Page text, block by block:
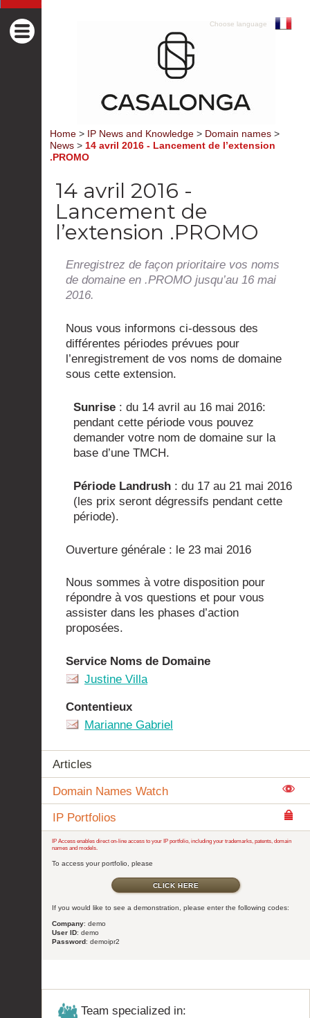
Choose language
Home > IP News and Knowledge > Domain names >
News > 14 avril 2016 - Lancement de l’extension
.PROMO
14 avril 2016 -
Lancement de
l’extension .PROMO
Enregistrez de façon prioritaire vos noms
de domaine en .PROMO jusqu’au 16 mai
2016.
Nous vous informons ci-dessous des
différentes périodes prévues pour
l’enregistrement de vos noms de domaine
sous cette extension.
Sunrise : du 14 avril au 16 mai 2016:
pendant cette période vous pouvez
demander votre nom de domaine sur la
base d’une TMCH.
Période Landrush: du 17 au 21 mai 2016
(les prix seront dégressifs pendant cette
période).
Ouverture générale : le 23 mai 2016
Nous sommes à votre disposition pour
répondre à vos questions et pour vous
assister dans les phases d’action
proposées.
Service Noms de Domaine
Justine Villa
Contentieux
Marianne Gabriel
Articles
Domain Names Watch
IP Portfolios
IP Access enables direct on-line access to your IP portfolio, including your trademarks, patents, domain
names and models.
To access your portfolio, please
CLICK HERE
If you would like to see a demonstration, please enter the following codes:
Company: demo
User ID: demo
Password: demoipr2
Team specialized in: